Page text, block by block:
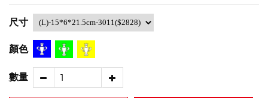
尺寸
顏色
數量